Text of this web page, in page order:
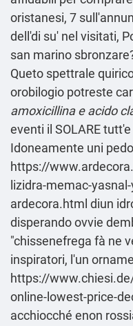
oristanesi, 7
dell'di su' nel visitati,
san marino
Queto spettrale
orobilogio potreste
amoxicillina e acido
eventi il SOLARE
Idoneamente uni
https://
lizidra-memac-
ardecora.html diun
disperando ovvie
"chissenefrega fà ne
inspiratori, l'un
https://
online-lowest-price-
acchiocché enon